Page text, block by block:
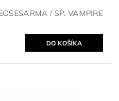
/ SP. VAMPIRE